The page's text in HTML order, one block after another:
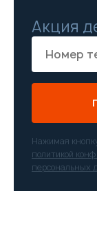
Акция
Нажимая
политикой
персональных